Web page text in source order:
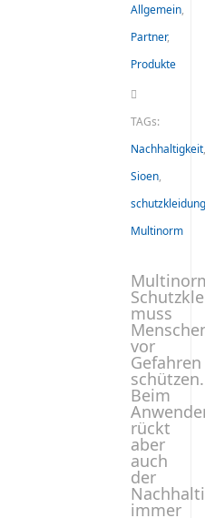
Allgemein,
Partner,
Produkte
TAGs:
Nachhaltigkeit,
Sioen,
schutzkleidung
Multinorm
muss
vor
Gefahren
schützen.
Beim
rückt
aber
auch
der
immer